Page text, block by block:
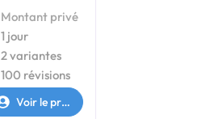
Montant privé
1 jour
2 variantes
100 révisions
Voir le profil